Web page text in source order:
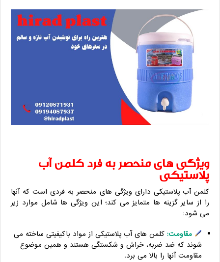
ویژگی های منحصر به فرد کلمن آب
پلاستیکی
کلمن آب پلاستیکی دارای ویژگی‌ های منحصر به فردی است که آنها
را از سایر گزینه‌ ها متمایز می‌ کند؛ این ویژگی‌ ها شامل موارد زیر
می‌ شود:
مقاومت: کلمن‌ های آب پلاستیکی از مواد باکیفیتی ساخته می‌
شوند که ضد ضربه، خراش و شکستگی هستند و همین موضوع
مقاومت آنها را بالا می برد.